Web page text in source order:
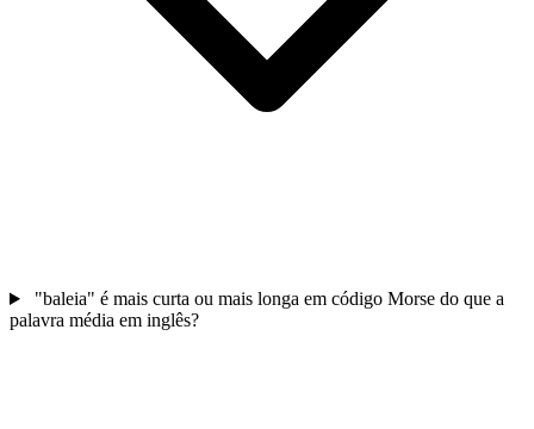
"baleia" é mais curta ou mais longa em código Morse do que a
palavra média em inglês?